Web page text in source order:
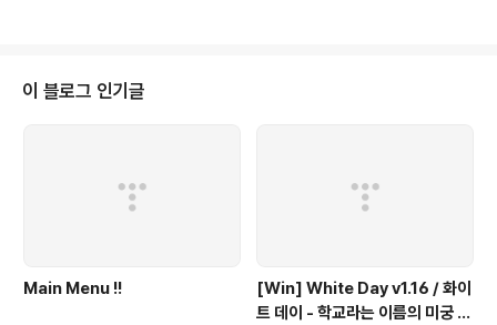
이 블로그 인기글
Main Menu !!
[Win] White Day v1.16 / 화이
트 데이 - 학교라는 이름의 미궁 -